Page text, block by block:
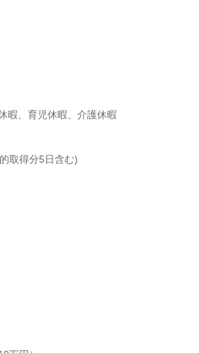
暇、育児休暇、介護休暇
取得分5日含む)